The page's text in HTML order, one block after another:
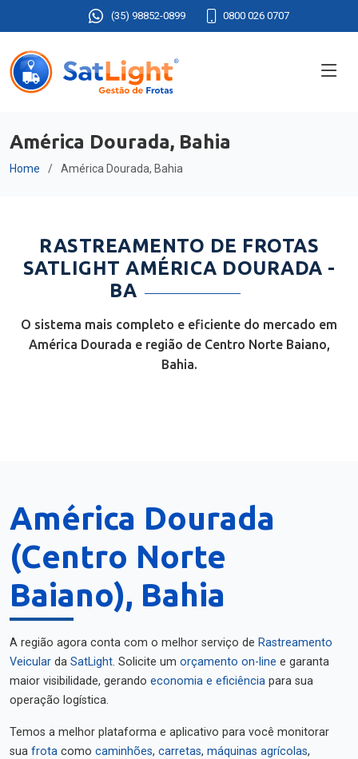
(35) 98852-0899 0800 026 0707
América Dourada, Bahia
Home América Dourada, Bahia
RASTREAMENTO DE FROTAS
SATLIGHT AMÉRICA DOURADA -
BA
O sistema mais completo e eficiente do mercado em
América Dourada e região de Centro Norte Baiano,
Bahia.
América Dourada
(Centro Norte
Baiano), Bahia
A região agora conta com o melhor serviço de Rastreamento
Veicular da SatLight. Solicite um orçamento on-line e garanta
maior visibilidade, gerando economia e eficiência para sua
operação logística.
Temos a melhor plataforma e aplicativo para você monitorar
sua frota como caminhões, carretas, máquinas agrícolas,